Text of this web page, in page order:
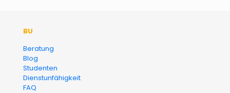
BU
Beratung
Blog
Studenten
Dienstunfähigkeit
FAQ